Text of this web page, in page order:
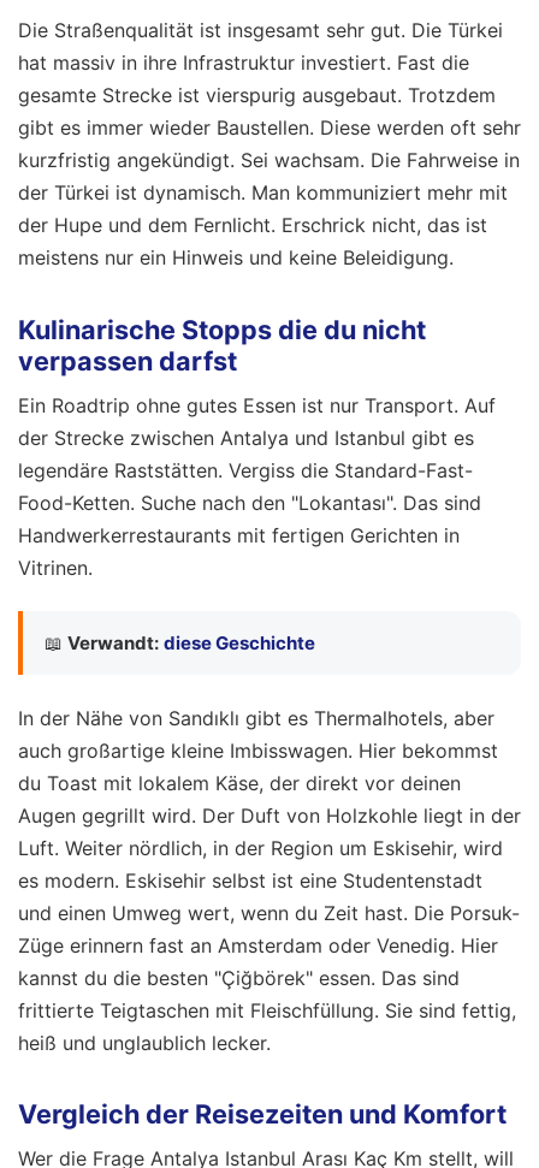
Die Straßenqualität ist insgesamt sehr gut. Die Türkei
hat massiv in ihre Infrastruktur investiert. Fast die
gesamte Strecke ist vierspurig ausgebaut. Trotzdem
gibt es immer wieder Baustellen. Diese werden oft sehr
kurzfristig angekündigt. Sei wachsam. Die Fahrweise in
der Türkei ist dynamisch. Man kommuniziert mehr mit
der Hupe und dem Fernlicht. Erschrick nicht, das ist
meistens nur ein Hinweis und keine Beleidigung.
Kulinarische Stopps die du nicht
verpassen darfst
Ein Roadtrip ohne gutes Essen ist nur Transport. Auf
der Strecke zwischen Antalya und Istanbul gibt es
legendäre Raststätten. Vergiss die Standard-Fast-
Food-Ketten. Suche nach den "Lokantası". Das sind
Handwerkerrestaurants mit fertigen Gerichten in
Vitrinen.
📖 Verwandt: diese Geschichte
In der Nähe von Sandıklı gibt es Thermalhotels, aber
auch großartige kleine Imbisswagen. Hier bekommst
du Toast mit lokalem Käse, der direkt vor deinen
Augen gegrillt wird. Der Duft von Holzkohle liegt in der
Luft. Weiter nördlich, in der Region um Eskisehir, wird
es modern. Eskisehir selbst ist eine Studentenstadt
und einen Umweg wert, wenn du Zeit hast. Die Porsuk-
Züge erinnern fast an Amsterdam oder Venedig. Hier
kannst du die besten "Çiğbörek" essen. Das sind
frittierte Teigtaschen mit Fleischfüllung. Sie sind fettig,
heiß und unglaublich lecker.
Vergleich der Reisezeiten und Komfort
Wer die Frage Antalya Istanbul Arası Kaç Km stellt, will